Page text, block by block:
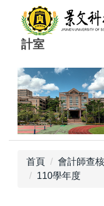
計室
首頁
會計師查
110學年度